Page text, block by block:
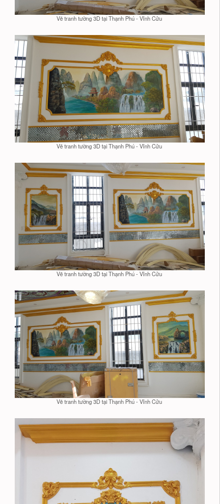
Vẽ tranh tường 3D tại Thạnh Phú - Vỉnh Cửu
Vẽ tranh tường 3D tại Thạnh Phú - Vỉnh Cửu
Vẽ tranh tường 3D tại Thạnh Phú - Vỉnh Cửu
Vẽ tranh tường 3D tại Thạnh Phú - Vỉnh Cửu